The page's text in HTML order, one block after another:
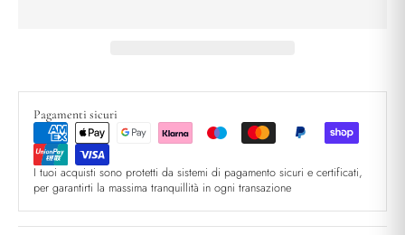
Pagamenti sicuri
I tuoi acquisti sono protetti da sistemi di pagamento sicuri e certificati,
per garantirti la massima tranquillità in ogni transazione